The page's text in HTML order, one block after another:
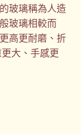
玻璃稱為人造
玻璃相較而
高更耐磨、折
大、手感更